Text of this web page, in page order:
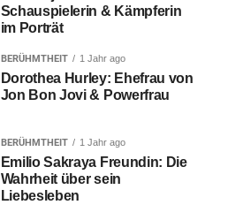
Schauspielerin & Kämpferin
im Porträt
BERÜHMTHEIT 1 Jahr ago
Dorothea Hurley: Ehefrau von
Jon Bon Jovi & Powerfrau
BERÜHMTHEIT 1 Jahr ago
Emilio Sakraya Freundin: Die
Wahrheit über sein
Liebesleben